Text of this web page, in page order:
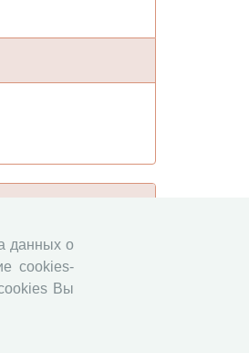
перемены
данных о
cookies-
Вы